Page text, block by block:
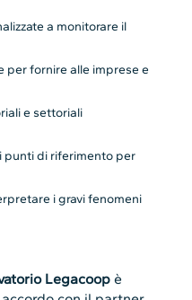
a monitorare il
per fornire alle imprese e
e settoriali
punti di riferimento per
i gravi fenomeni
Legacoop è